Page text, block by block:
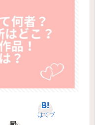
はてブ